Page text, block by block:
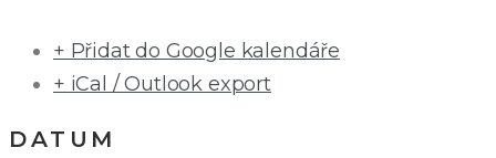
+ Přidat do Google kalendáře
+ iCal / Outlook export
DATUM